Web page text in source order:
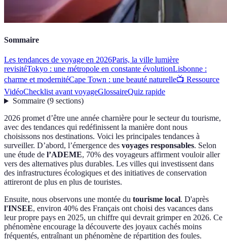
Sommaire
Les tendances de voyage en 2026Paris, la ville lumière
revisitéTokyo : une métropole en constante évolutionLisbonne :
charme et modernitéCape Town : une beauté naturelle📺 Ressource
VidéoChecklist avant voyageGlossaireQuiz rapide
Sommaire(9 sections)
2026 promet d’être une année charnière pour le secteur du tourisme,
avec des tendances qui redéfinissent la manière dont nous
choisissons nos destinations. Voici les principales tendances à
surveiller. D’abord, l’émergence des voyages responsables. Selon
une étude de l’ADEME, 70% des voyageurs affirment vouloir aller
vers des alternatives plus durables. Les villes qui investissent dans
des infrastructures écologiques et des initiatives de conservation
attireront de plus en plus de touristes.
Ensuite, nous observons une montée du tourisme local. D'après
l'INSEE, environ 40% des Français ont choisi des vacances dans
leur propre pays en 2025, un chiffre qui devrait grimper en 2026. Ce
phénomène encourage la découverte des joyaux cachés moins
fréquentés, entraînant un phénomène de répartition des foules.